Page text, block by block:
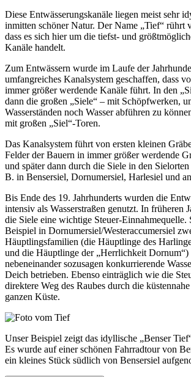
Diese Entwässerungskanäle liegen meist sehr
inmitten schöner Natur. Der Name „Tief“ rührt
dass es sich hier um die tiefst- und
Kanäle handelt.
Zum Entwässern wurde im Laufe der
umfangreiches Kanalsystem geschaffen, dass
immer größer werdende Kanäle führt. In den
dann die großen „Siele“ – mit Schöpfwerken,
Wasserständen noch Wasser abführen zu
mit großen „Siel“-Toren.
Das Kanalsystem führt von ersten kleinen
Felder der Bauern in immer größer werdende
und später dann durch die Siele in den
B. in Bensersiel, Dornumersiel, Harlesiel und
Bis Ende des 19. Jahrhunderts wurden die
intensiv als Wasserstraßen genutzt. In früheren
die Siele eine wichtige Steuer-Einnahmequelle.
Beispiel in Dornumersiel/Westeraccumersiel
Häuptlingsfamilien (die Häuptlinge des
und die Häuptlinge der „Herrlichkeit Dornum“)
nebeneinander sozusagen konkurrierende
Deich betrieben. Ebenso einträglich wie die
direktere Weg des Raubes durch die
ganzen Küste.
Unser Beispiel zeigt das idyllische „Benser
Es wurde auf einer schönen Fahrradtour von
ein kleines Stück südlich von Bensersiel